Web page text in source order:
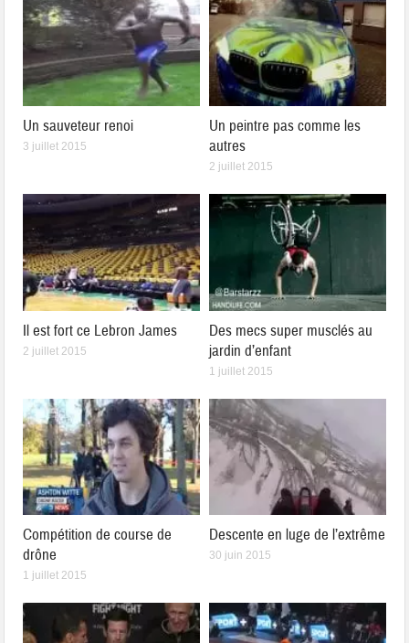
Un sauveteur renoi
3 juillet 2015
Un peintre pas comme les
autres
2 juillet 2015
Il est fort ce Lebron James
2 juillet 2015
Des mecs super musclés au
jardin d’enfant
1 juillet 2015
Compétition de course de
drône
1 juillet 2015
Descente en luge de l’extrême
30 juin 2015